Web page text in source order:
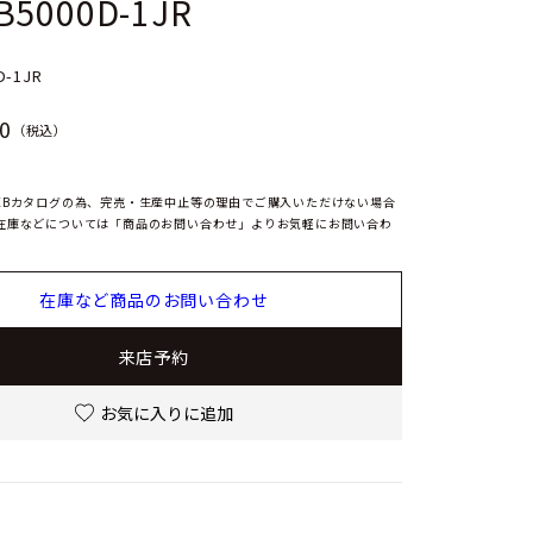
1JR
1JR
（税込）
カタログの為、完売・生産中止等の理由でご購入いただけない場合
庫などについては「商品のお問い合わせ」よりお気軽にお問い合わ
在庫など商品のお問い合わせ
来店予約
お気に入りに追加